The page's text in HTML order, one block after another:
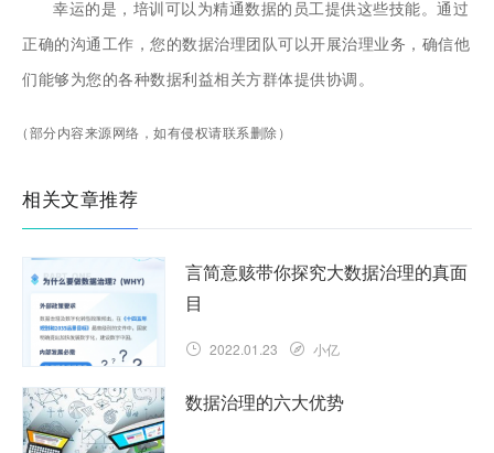
幸运的是，培训可以为精通数据的员工提供这些技能。通过
正确的沟通工作，您的数据治理团队可以开展治理业务，确信他
们能够为您的各种数据利益相关方群体提供协调。
（部分内容来源网络，如有侵权请联系删除）
相关文章推荐
言简意赅带你探究大数据治理的真面
目
2022.01.23 小亿
数据治理的六大优势